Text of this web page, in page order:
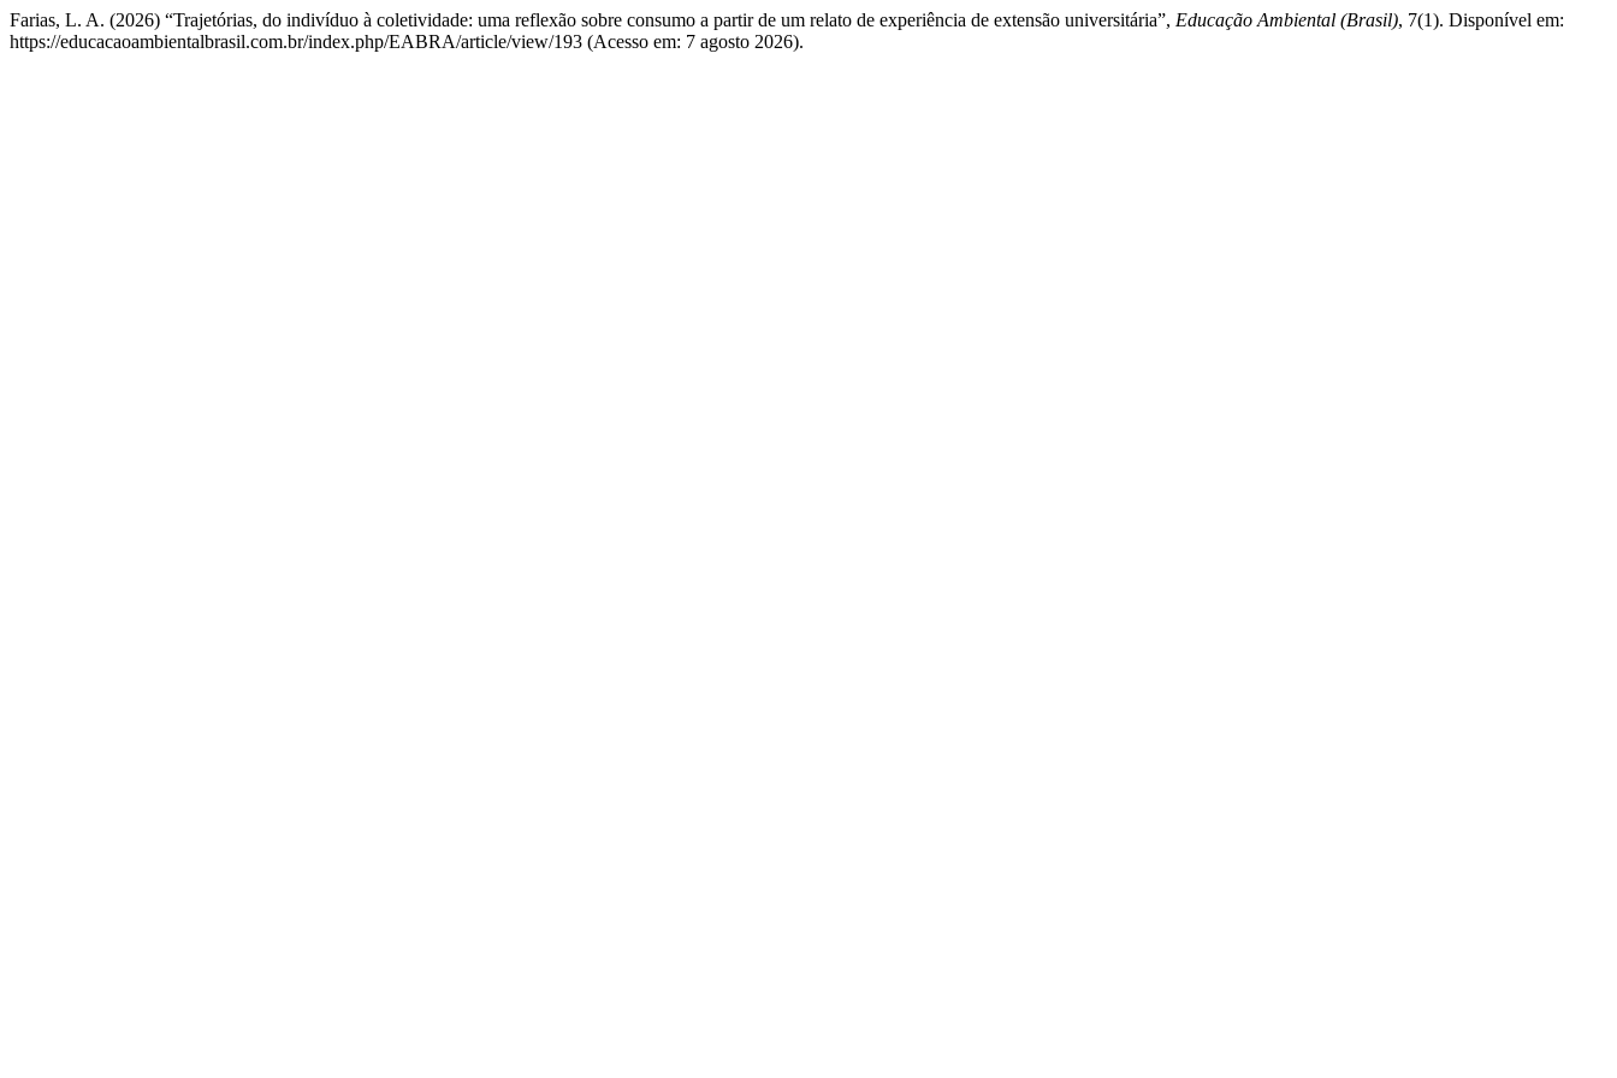
Farias, L. A. (2026) “Trajetórias, do indivíduo à coletividade: uma reflexão sobre consumo a partir de um relato de experiência de extensão universitária”, Educação Ambiental (Brasil), 7(1). Disponível em:
https://educacaoambientalbrasil.com.br/index.php/EABRA/article/view/193 (Acesso em: 7 agosto 2026).